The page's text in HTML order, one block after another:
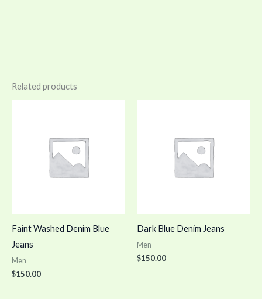
Related products
Faint Washed Denim Blue
Jeans
Men
$150.00
Dark Blue Denim Jeans
Men
$150.00